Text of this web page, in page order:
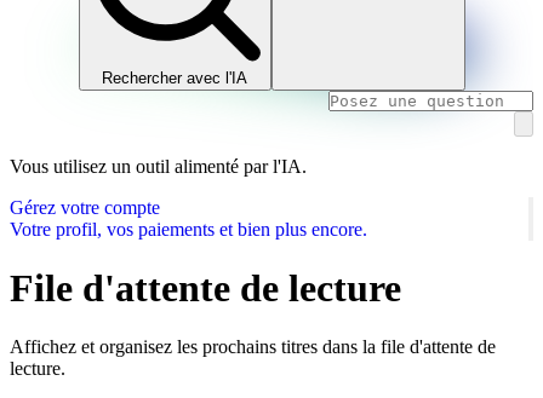
Rechercher avec l'IA
Vous utilisez un outil alimenté par l'IA.
Gérez votre compte
Votre profil, vos paiements et bien plus encore.
File d'attente de lecture
Affichez et organisez les prochains titres dans la file d'attente de
lecture.